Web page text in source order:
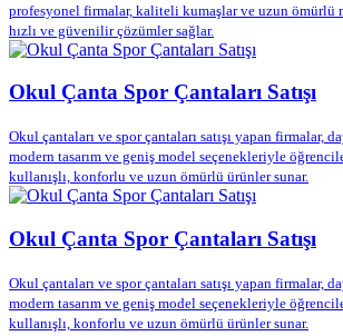
profesyonel firmalar, kaliteli kumaşlar ve uzun ömürlü
hızlı ve güvenilir çözümler sağlar.
Okul Çanta Spor Çantaları Satışı
Okul çantaları ve spor çantaları satışı yapan firmalar,
modern tasarım ve geniş model seçenekleriyle
kullanışlı, konforlu ve uzun ömürlü ürünler sunar.
Okul Çanta Spor Çantaları Satışı
Okul çantaları ve spor çantaları satışı yapan firmalar,
modern tasarım ve geniş model seçenekleriyle
kullanışlı, konforlu ve uzun ömürlü ürünler sunar.